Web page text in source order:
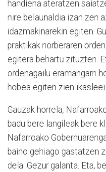
handiena ateratzen
nire belaunaldia izan zen
idazmakinarekin egiten.
praktikak norberaren
egitera behartu zituzten.
ordenagailu eramangarri
hobea egiten zien ikasleei.
Gauzak horrela,
badu bere langileak bere
Nafarroako
baino gehiago gastatzen
dela. Gezur galanta. Eta,